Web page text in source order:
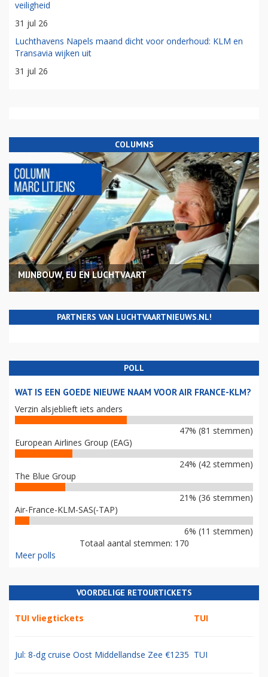
veiligheid
31 jul 26
Luchthavens Napels maand dicht voor onderhoud: KLM en
Transavia wijken uit
31 jul 26
COLUMNS
MIJNBOUW, EU EN LUCHTVAART
PARTNERS VAN LUCHTVAARTNIEUWS.NL!
POLL
WAT IS EEN GOEDE NIEUWE NAAM VOOR AIR FRANCE-KLM?
Verzin alsjeblieft iets anders
47% (81 stemmen)
European Airlines Group (EAG)
24% (42 stemmen)
The Blue Group
21% (36 stemmen)
Air-France-KLM-SAS(-TAP)
6% (11 stemmen)
Totaal aantal stemmen: 170
Meer polls
VOORDELIGE RETOURTICKETS
TUI vliegtickets TUI
Jul: 8-dg cruise Oost Middellandse Zee €1235 TUI